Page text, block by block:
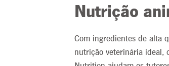
Nutrição
Com ingredientes de alta
nutrição veterinária ideal,